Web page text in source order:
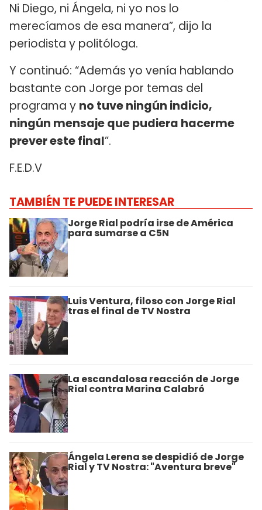
Ni Diego, ni Ángela, ni yo nos lo
merecíamos de esa manera”, dijo la
periodista y politóloga.
Y continuó: “Además yo venía hablando
bastante con Jorge por temas del
programa y no tuve ningún indicio,
ningún mensaje que pudiera hacerme
prever este final”.
F.E.D.V
TAMBIÉN TE PUEDE INTERESAR
Jorge Rial podría irse de América
para sumarse a C5N
Luis Ventura, filoso con Jorge Rial
tras el final de TV Nostra
La escandalosa reacción de Jorge
Rial contra Marina Calabró
Ángela Lerena se despidió de Jorge
Rial y TV Nostra: "Aventura breve"